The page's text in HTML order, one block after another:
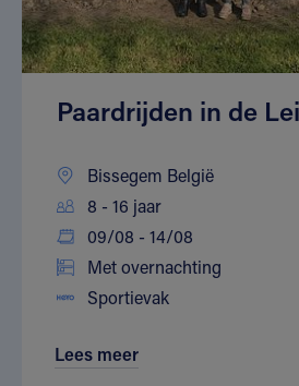
Paardrijden in de
Bissegem België
8 - 16 jaar
09/08 - 14/08
Met overnachting
Sportievak
Lees meer